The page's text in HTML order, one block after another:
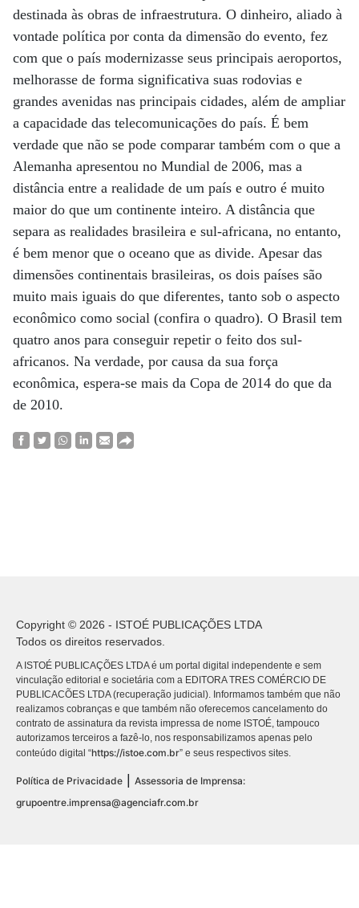
destinada às obras de infraestrutura. O dinheiro, aliado à
vontade política por conta da dimensão do evento, fez
com que o país modernizasse seus principais aeroportos,
melhorasse de forma significativa suas rodovias e
grandes avenidas nas principais cidades, além de ampliar
a capacidade das telecomunicações do país. É bem
verdade que não se pode comparar também com o que a
Alemanha apresentou no Mundial de 2006, mas a
distância entre a realidade de um país e outro é muito
maior do que um continente inteiro. A distância que
separa as realidades brasileira e sul-africana, no entanto,
é bem menor que o oceano que as divide. Apesar das
dimensões continentais brasileiras, os dois países são
muito mais iguais do que diferentes, tanto sob o aspecto
econômico como social (confira o quadro). O Brasil tem
quatro anos para conseguir repetir o feito dos sul-
africanos. Na verdade, por causa da sua força
econômica, espera-se mais da Copa de 2014 do que da
de 2010.
Copyright © 2026 - ISTOÉ PUBLICAÇÕES LTDA
Todos os direitos reservados.
A ISTOÉ PUBLICAÇÕES LTDA é um portal digital independente e sem
vinculação editorial e societária com a EDITORA TRES COMÉRCIO DE
PUBLICACÕES LTDA (recuperação judicial). Informamos também que não
realizamos cobranças e que também não oferecemos cancelamento do
contrato de assinatura da revista impressa de nome ISTOÉ, tampouco
autorizamos terceiros a fazê-lo, nos responsabilizamos apenas pelo
conteúdo digital “https://istoe.com.br” e seus respectivos sites.
Política de Privacidade
Assessoria de Imprensa:
grupoentre.imprensa@agenciafr.com.br